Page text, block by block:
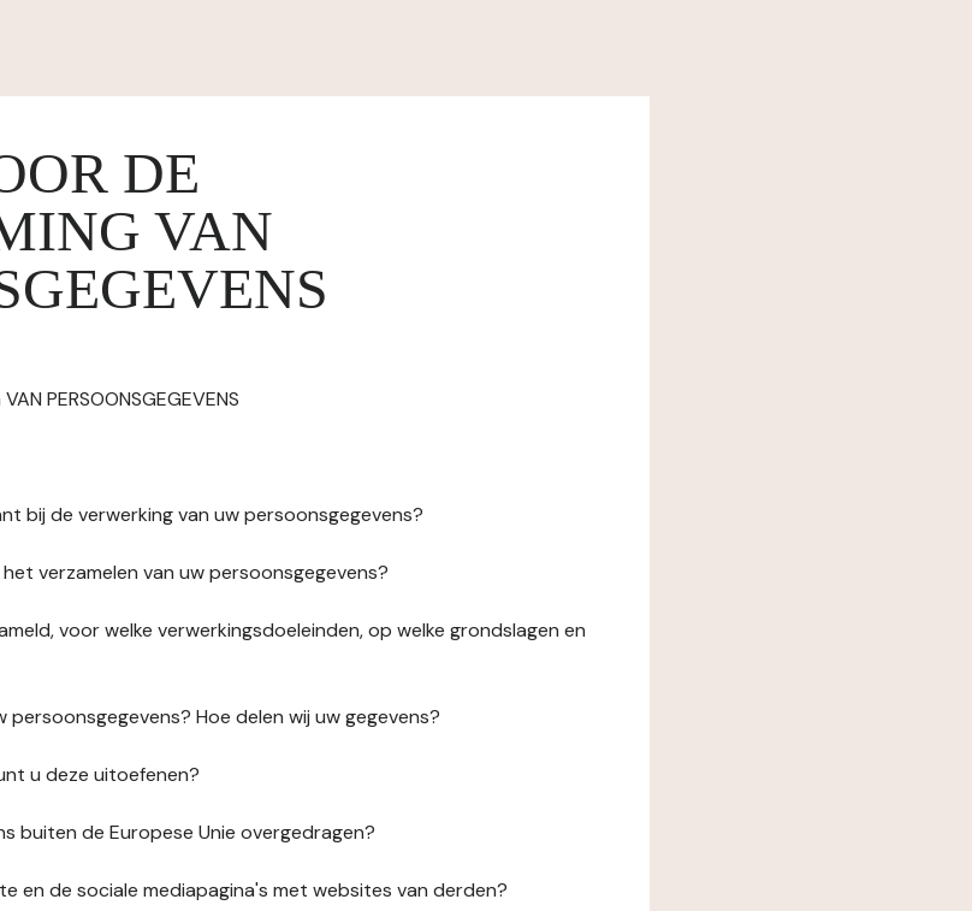
DE
VAN
PERSOONSGEGEVENS
bij de verwerking van uw persoonsgegevens?
verzamelen van uw persoonsgegevens?
voor welke verwerkingsdoeleinden, op welke grondslagen en
persoonsgegevens? Hoe delen wij uw gegevens?
u deze uitoefenen?
buiten de Europese Unie overgedragen?
en de sociale mediapagina's met websites van derden?